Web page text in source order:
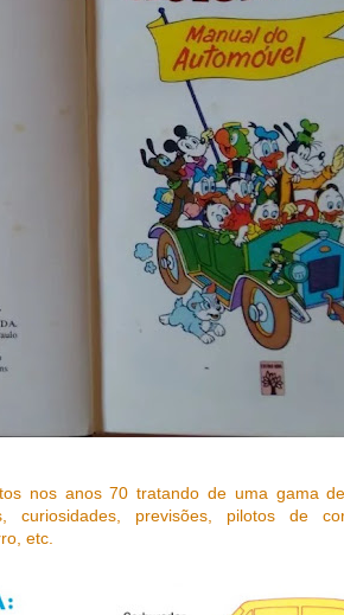
nos anos 70 tratando de uma gama
curiosidades, previsões, pilotos de
etc.